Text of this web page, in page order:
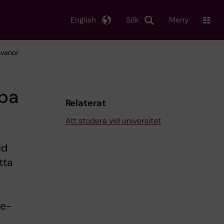
Sök
English Meny
Relaterat
Att studera vid universitet